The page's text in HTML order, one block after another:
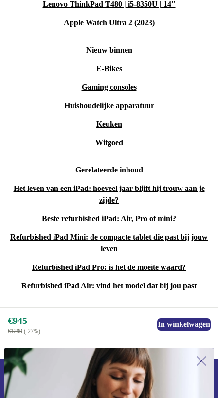
Lenovo ThinkPad T480 | i5-8350U | 14"
Apple Watch Ultra 2 (2023)
Nieuw binnen
E-Bikes
Gaming consoles
Huishoudelijke apparatuur
Keuken
Witgoed
Gerelateerde inhoud
Het leven van een iPad: hoeveel jaar blijft hij trouw aan je
zijde?
Beste refurbished iPad: Air, Pro of mini?
Refurbished iPad Mini: de compacte tablet die past bij jouw
leven
Refurbished iPad Pro: is het de moeite waard?
Refurbished iPad Air: vind het model dat bij jou past
€945
€1299 (-27%)
In winkelwagen
Meld je aan voor onze nieuwsbrief en
ontvang €15 korting!